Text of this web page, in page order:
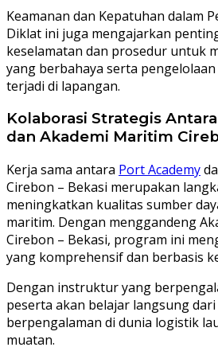
Keamanan dan Kepatuhan dalam
Diklat ini juga mengajarkan
keselamatan dan prosedur untuk
yang berbahaya serta
terjadi di lapangan.
Kolaborasi Strategis
dan Akademi Maritim
Kerja sama antara Port Academy
Cirebon – Bekasi merupakan
meningkatkan kualitas sumber
maritim. Dengan menggandeng
Cirebon – Bekasi, program ini
yang komprehensif dan berbasis
Dengan instruktur yang
peserta akan belajar langsung
berpengalaman di dunia logistik
muatan.